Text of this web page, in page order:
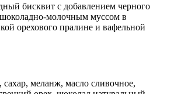
бисквит с добавлением черного
молочным муссом в
орехового пралине и вафельной
меланж, масло сливочное,